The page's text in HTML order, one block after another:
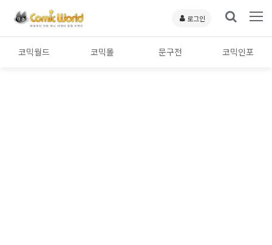
로그인
코믹월드 코믹몰 문구전 코믹인포